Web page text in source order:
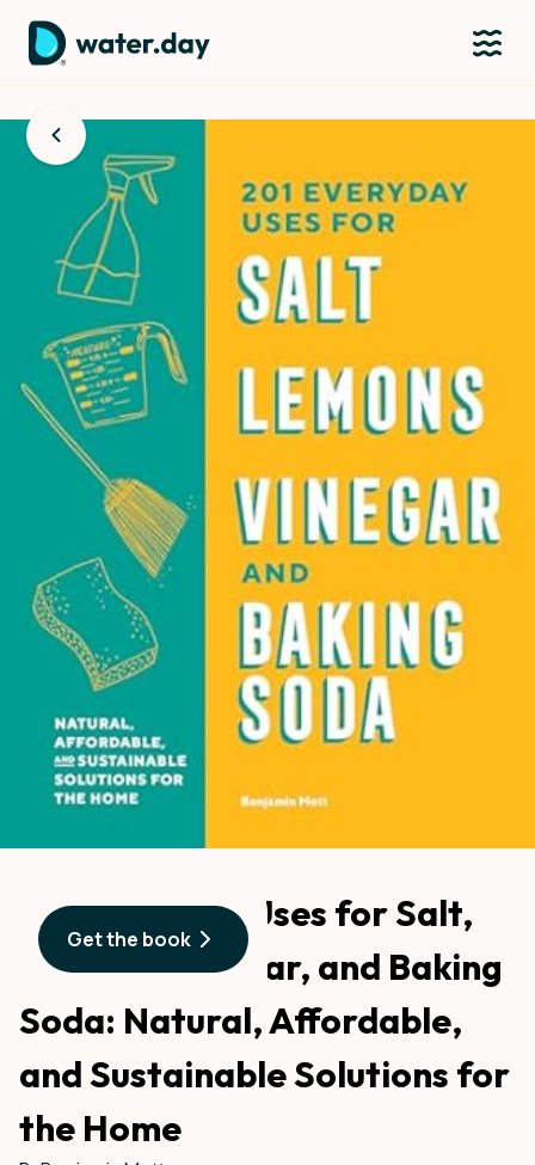
201 Everyday Uses for Salt,
Lemons, Vinegar, and Baking
Soda: Natural, Affordable,
and Sustainable Solutions for
the Home
Get the book